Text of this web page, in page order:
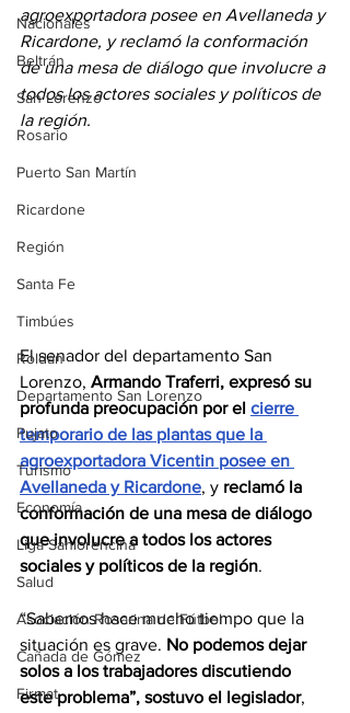
Nacionales
Beltrán
San Lorenzo
Rosario
Puerto San Martín
Ricardone
Región
Santa Fe
Timbúes
Roldán
Departamento San Lorenzo
Pujato
Turismo
Economía
Liga Sanlorencina
Salud
Asociación Rosarina de Fútbol
Cañada de Gómez
Firmat
agroexportadora posee en Avellaneda y
Ricardone, y reclamó la conformación
de una mesa de diálogo que involucre a
todos los actores sociales y políticos de
la región.
El senador del departamento San
Lorenzo, Armando Traferri, expresó su
profunda preocupación por el cierre
temporario de las plantas que la
agroexportadora Vicentin posee en
Avellaneda y Ricardone, y reclamó la
conformación de una mesa de diálogo
que involucre a todos los actores
sociales y políticos de la región.
“Sabemos hace mucho tiempo que la
situación es grave. No podemos dejar
solos a los trabajadores discutiendo
este problema”, sostuvo el legislador,